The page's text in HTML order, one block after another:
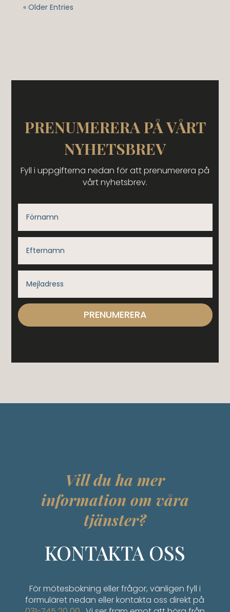
« Older Entries
PRENUMERERA PÅ VÅRT
NYHETSBREV
Fyll i uppgifterna nedan för att prenumerera på
vårt nyhetsbrev.
PRENUMERERA
Vill du ha mer
information om våra
tjänster?
KONTAKTA OSS
För mötesbokning eller frågor, vänligen fyll i
formuläret nedan eller kontakta oss direkt på